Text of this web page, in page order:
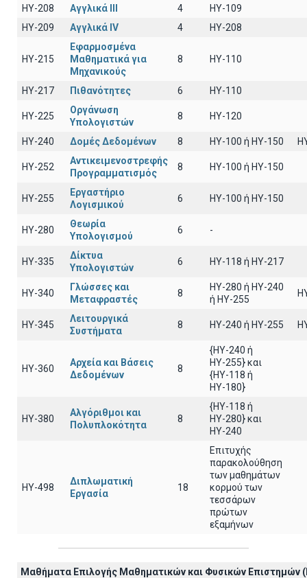
HY-208
Αγγλικά III 4
HY-109
HY-209
Αγγλικά IV 4 HY-208
HY-215
Εφαρμοσμένα
Μαθηματικά για
Μηχανικούς
8 ΗΥ-110
HY-217 Πιθανότητες 6 ΗΥ-110
HY-225
Οργάνωση
Υπολογιστών
8 HY-120
HY-240 Δομές Δεδομένων 8 HY-100 ή HY-150
HY-252
Αντικειμενοστρεφής
Προγραμματισμός
8 ΗΥ-100 ή HY-150
HY-255
Εργαστήριο
Λογισμικού
6 ΗΥ-100 ή ΗΥ-150
HY-280
Θεωρία
Υπολογισμού
6 -
HY-335
Δίκτυα
Υπολογιστών
6 ΗΥ-118 ή ΗΥ-217
HY-340
Γλώσσες και
Μεταφραστές
8
HY-280 ή HY-240
ή HY-255
HY-345
Λειτουργικά
Συστήματα
8 HY-240 ή HY-255
HY-360
Αρχεία και Βάσεις
Δεδομένων
8
{HY-240 ή
ΗΥ-255} και
{ΗΥ-118 ή
ΗΥ-180}
HY-380
Αλγόριθμοι και
Πολυπλοκότητα
8
{HY-118 ή
ΗΥ-280} και
ΗΥ-240
HY-498
Διπλωματική
Εργασία
18
Επιτυχής
παρακολούθηση
των μαθημάτων
κορμού των
τεσσάρων
πρώτων
εξαμήνων
Μαθήματα Επιλογής Μαθηματικών και Φυσικών Επιστημών